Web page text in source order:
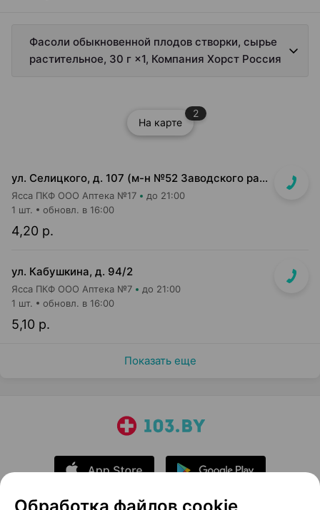
Фасоли обыкновенной плодов створки, сырье
растительное, 30 г ×1, Компания Хорст Россия
На карте
2
ул. Селицкого, д. 107 (м-н №52 Заводского райпищеторга)
Ясса ПКФ ООО Аптека №17 до 21:00
4,20 р.
1 шт. обновл. в 16:00
ул. Кабушкина, д. 94/2
Ясса ПКФ ООО Аптека №7 до 21:00
5,10 р.
1 шт. обновл. в 16:00
Показать еще